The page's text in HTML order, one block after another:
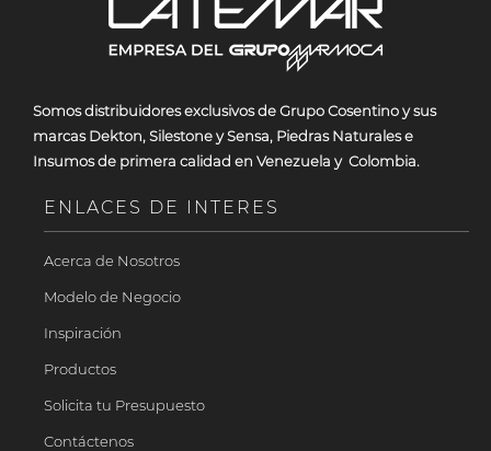
Somosdistribuidores exclusivos de Grupo Cosentino y sus
marcas Dekton, Silestone y Sensa, Piedras Naturales e
Insumos de primera calidad en Venezuela y Colombia.
ENLACES DE INTERES
Acerca de Nosotros
Modelo de Negocio
Inspiración
Productos
Solicita tu Presupuesto
Contáctenos